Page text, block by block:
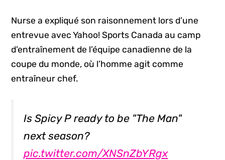
Nurse a expliqué son raisonnement lors d’une
entrevue avec Yahoo! Sports Canada au camp
d’entraînement de l’équipe canadienne de la
coupe du monde, où l’homme agit comme
entraîneur chef.
Is Spicy P ready to be "The Man"
next season?
pic.twitter.com/XNSnZbYRgx